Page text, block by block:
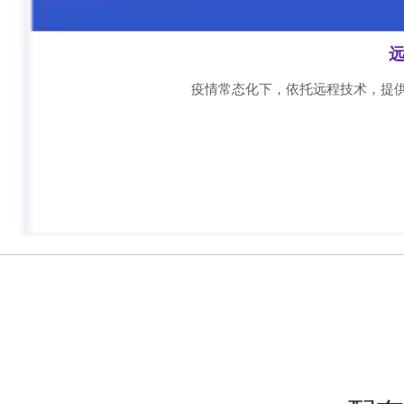
疫情常态化下，依托远程技术，提